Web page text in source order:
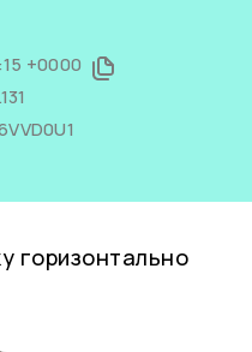
+0000
горизонтально